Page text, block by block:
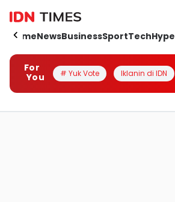
HomeNewsBusinessSportTechHype
For
You
# Yuk Vote Iklanin di IDN